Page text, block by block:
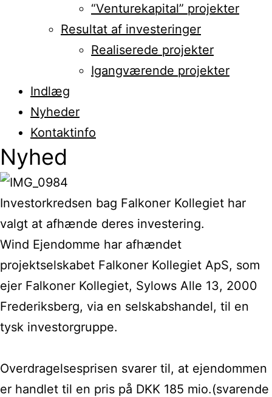
“Venturekapital” projekter
Resultat af investeringer
Realiserede projekter
Igangværende projekter
Indlæg
Nyheder
Kontaktinfo
Nyhed
Investorkredsen bag Falkoner Kollegiet har
valgt at afhænde deres investering.
Wind Ejendomme har afhændet
projektselskabet Falkoner Kollegiet ApS, som
ejer Falkoner Kollegiet, Sylows Alle 13, 2000
Frederiksberg, via en selskabshandel, til en
tysk investorgruppe.
Overdragelsesprisen svarer til, at ejendommen
er handlet til en pris på DKK 185 mio.(svarende